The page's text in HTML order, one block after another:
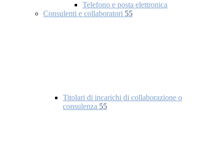
Telefono e posta elettronica
Consulenti e collaboratori 55
Titolari di incarichi di collaborazione o
consulenza 55